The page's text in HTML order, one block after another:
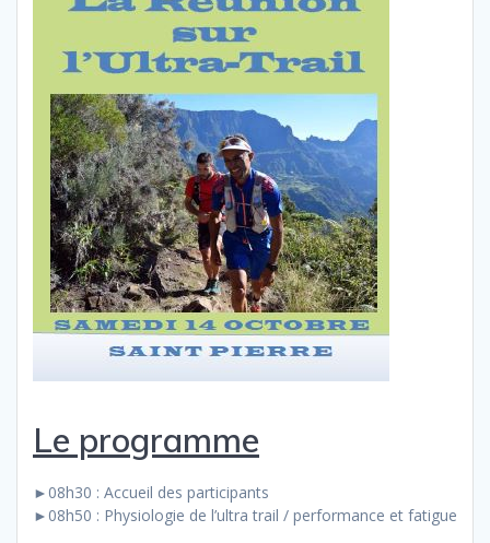
Le programme
►08h30 : Accueil des participants
►08h50 : Physiologie de l’ultra trail / performance et fatigue